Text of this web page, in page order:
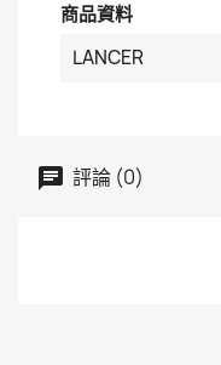
商品資料
LANCER
評論 (0)